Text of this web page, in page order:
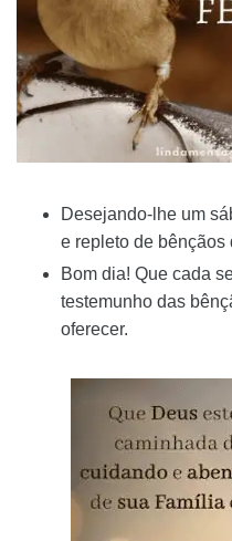
Desejando-lhe um
e repleto de bênçãos
Bom dia! Que cada
testemunho das
oferecer.